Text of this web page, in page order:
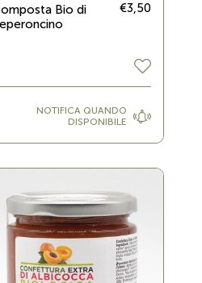
Bio di
€3,50
NOTIFICA QUANDO
DISPONIBILE